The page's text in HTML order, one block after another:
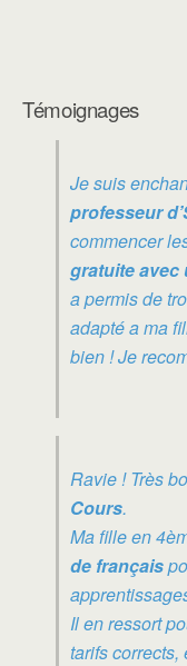
Témoignages
Je suis
professeur
commencer
gratuite avec
a permis de
adapté a ma
bien ! Je
Ravie ! Très
Cours.
Ma fille en
de français
Il en ressort
tarifs